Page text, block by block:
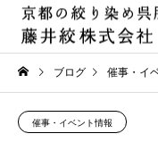
ブログ 催事・イ
催事・イベント情報